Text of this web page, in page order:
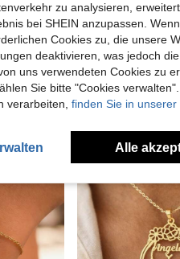
1 Stück Geburtsstein Armband, Damen Gold Armband, Exquisites Strass Armband, Sommer Schmuck, Damen Accessoires, Geschenk für sie, Gold Schmuck, Personalisierter Schmuck, Damen Accessoires, Mutter Geburtstagsgeschenk 9,83€
zu analysieren,
bei SHEIN anzupassen.
Cookies zu, die unsere
deaktivieren, was jedoch
uns verwendeten Cookies zu
Sie bitte "Cookies
verarbeiten, finden Sie in unserer
Alle